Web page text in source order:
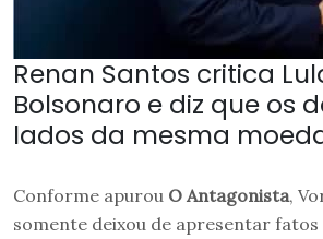
Renan Santos critica
Bolsonaro e diz que os
lados da mesma
Conforme apurou O Antagonista,
somente deixou de apresentar fatos